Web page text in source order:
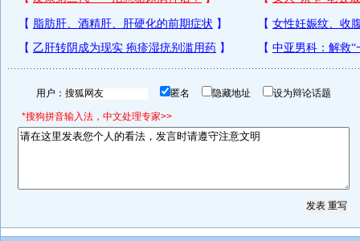
用户： 匿名 隐藏地址 设为辩论话题
*搜狗拼音输入法，中文处理专家>>